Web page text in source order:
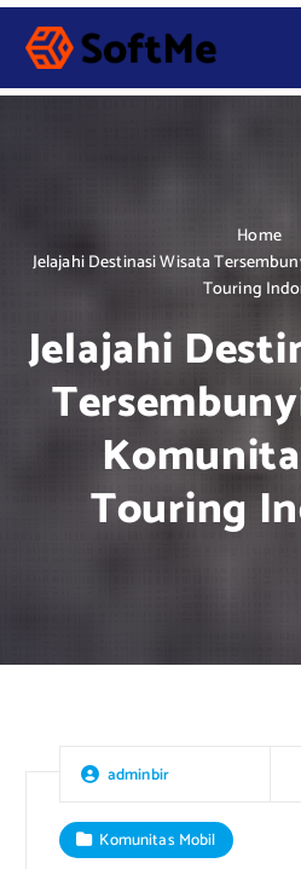
S
p
Home
Jelajahi Destinasi Wisata
Touring
Jelajahi
Touring
adminbir
Komunitas Mobil